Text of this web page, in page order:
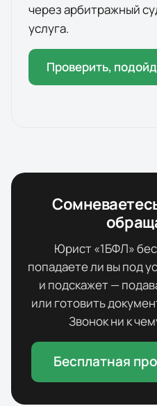
через арбитражный
услуга.
Проверить,
Юрист «1БФЛ»
попадаете ли вы под
и подскажет —
или готовить
Звонок ни к
Бесплатная